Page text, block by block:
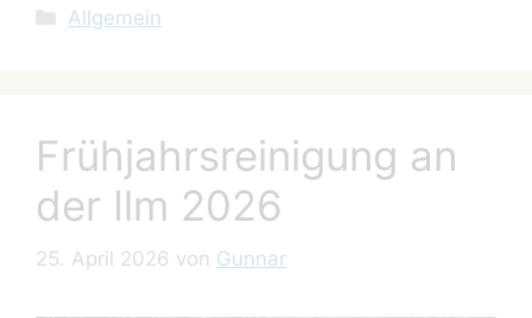
Kategorien
Allgemein
Frühjahrsreinigung an
der Ilm 2026
25. April 2026 von Gunnar